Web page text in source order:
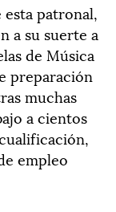
esta patronal,
a su suerte a
de Música
preparación
muchas
a cientos
empleo